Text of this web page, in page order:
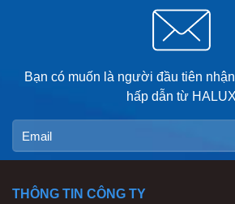
Bạn có muốn là người đầu tiên
hấp dẫn từ HALUX
THÔNG TIN CÔNG TY